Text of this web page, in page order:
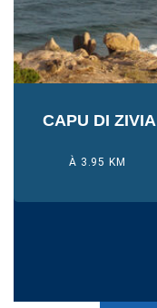
CAPU DI ZIVIA
À 3.95 KM